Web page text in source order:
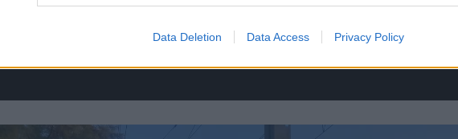
Data Deletion Data Access Privacy Policy